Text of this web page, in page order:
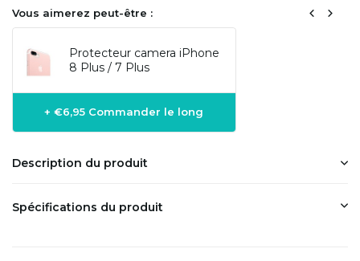
Vous aimerez peut-être :
Protecteur camera iPhone
8 Plus / 7 Plus
+ €6,95 Commander le long
Description du produit
Spécifications du produit